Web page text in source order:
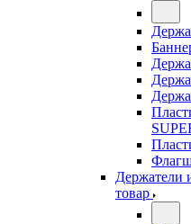
Держатели
товар